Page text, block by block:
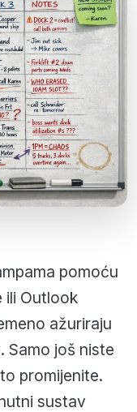
pomoću
ili Outlook
ažuriraju
još niste
promijenite.
sustav